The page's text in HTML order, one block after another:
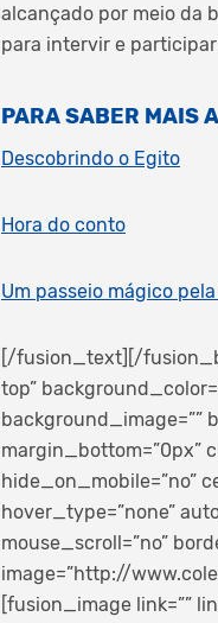
alcançado por meio da
para intervir e
PARA SABER MAIS
Descobrindo o Egito
Hora do conto
Um passeio mágico
[/fusion_text][/
top”
background_image=””
margin_bottom=”0px”
hide_on_mobile=”no”
hover_type=”none”
mouse_scroll=”no”
image=”http://
[fusion_image link=””